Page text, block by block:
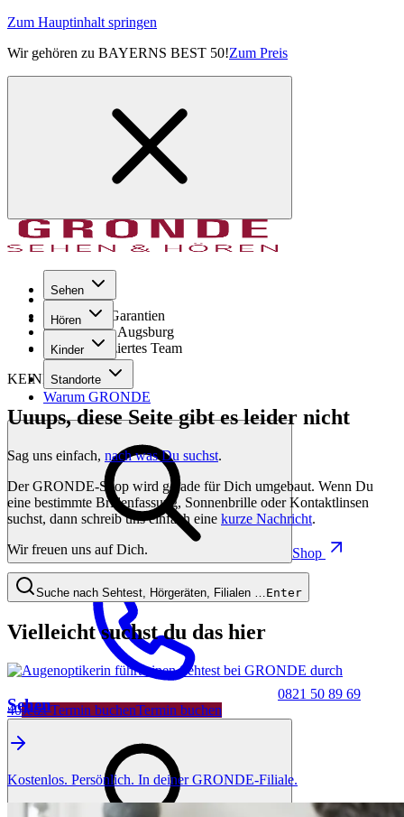
Zum Hauptinhalt springen
Wir gehören zu BAYERNS BEST 50!Zum Preis
Sehen
Hören
Kinder
Standorte
Warum GRONDE
Shop
0821 50 89 69
40Jetzt Termin buchenTermin buchen
Seit 1971
GRONDE Garantien
8× im Raum Augsburg
Hochqualifiziertes Team
KEINE SORGE!
Uuups, diese Seite gibt es leider nicht
Sag uns einfach, nach was Du suchst.
Der GRONDE-Shop wird gerade für Dich umgebaut. Wenn Du
eine bestimmte Brillenfassung, Sonnenbrille oder Kontaktlinsen
suchst, dann schreib uns einfach eine kurze Nachricht.
Wir freuen uns auf Dich.
Suche nach Sehtest, Hörgeräten, Filialen … Enter
Vielleicht suchst du das hier
Sehen
Kostenlos. Persönlich. In deiner GRONDE-Filiale.